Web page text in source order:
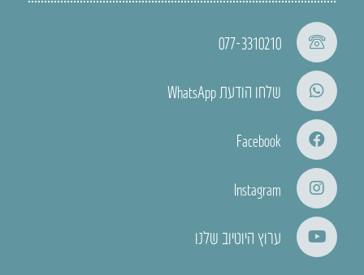
077-3310210
שלחו הודעת WhatsApp
Facebook
Instagram
ערוץ היוטיוב שלנו